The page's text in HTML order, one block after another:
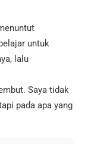
untuk
lalu
Saya tidak
pada apa yang